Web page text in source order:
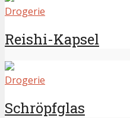
Drogerie
Reishi-Kapsel
Drogerie
Schröpfglas